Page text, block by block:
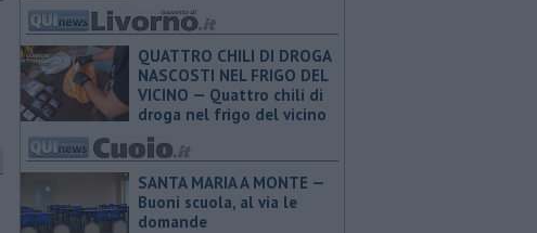
QUATTRO CHILI DI DROGA
NASCOSTI NEL FRIGO DEL
VICINO — Quattro chili di
droga nel frigo del vicino
SANTA MARIA A MONTE —
Buoni scuola, al via le
domande